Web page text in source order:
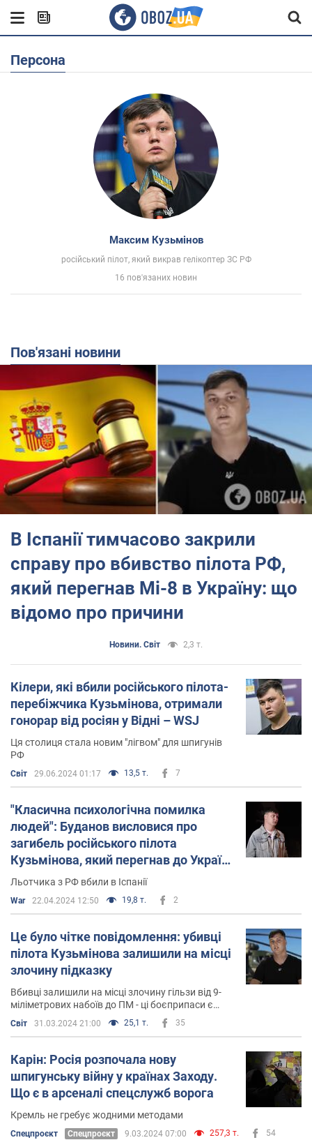
Персона
Максим Кузьмінов
російський пілот, який викрав гелікоптер ЗС РФ
16 пов'язаних новин
Пов'язані новини
В Іспанії тимчасово закрили
справу про вбивство пілота РФ,
який перегнав Мі-8 в Україну: що
відомо про причини
Новини. Світ 2,3 т.
Кілери, які вбили російського пілота-
перебіжчика Кузьмінова, отримали
гонорар від росіян у Відні – WSJ
Ця столиця стала новим "лігвом" для шпигунів
РФ
Світ 29.06.2024 01:17 13,5 т. 7
"Класична психологічна помилка
людей": Буданов висловися про
загибель російського пілота
Кузьмінова, який перегнав до України
Мі-8
Льотчика з РФ вбили в Іспанії
War 22.04.2024 12:50 19,8 т. 2
Це було чітке повідомлення: убивці
пілота Кузьмінова залишили на місці
злочину підказку
Вбивці залишили на місці злочину гільзи від 9-
міліметрових набоїв до ПМ - ці боєприпаси є
стандартними для країн колишнього
комуністичного блоку.
Світ 31.03.2024 21:00 25,1 т. 35
Карін: Росія розпочала нову
шпигунську війну у країнах Заходу.
Що є в арсеналі спецслужб ворога
Кремль не гребує жодними методами
Спецпроєкт Cпецпроєкт 9.03.2024 07:00 257,3 т. 54